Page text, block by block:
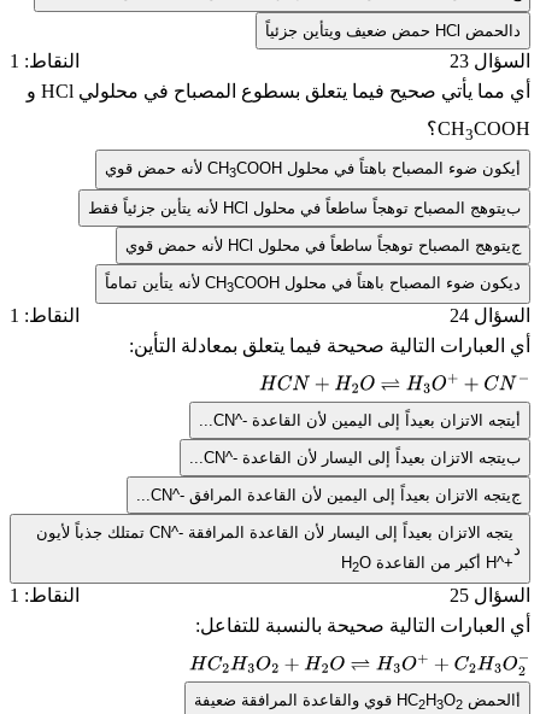
HClحمض ضعيف ويتأين جزئياً
23
النقاط: 1
يأتي صحيح فيما يتعلق بسطوع المصباح في محلوليHCl و
CH3 ؟
ضوء المصباح باهتاً في محلول CH3 COOH لأنه حمض قوي
المصباح توهجاً ساطعاً في محلولHClلأنه يتأين جزئياً فقط
المصباح توهجاً ساطعاً في محلولHClلأنه حمض قوي
ضوء المصباح باهتاً في محلول CH3 COOH لأنه يتأين تماماً
24
النقاط: 1
التالية صحيحة فيما يتعلق بمعادلة التأين:
HC N+H2 O⇌H3O +C N−
الاتزان بعيداً إلى اليمين لأن القاعدةCN^-
...
الاتزان بعيداً إلى اليسار لأن القاعدةCN^-
...
الاتزان بعيداً إلى اليمين لأن القاعدة المرافقCN^-
...
الاتزان بعيداً إلى اليسار لأن القاعدة المرافقةCN^-تمتلك جذباً لأيون
أكبر من القاعدة H2O
25
النقاط: 1
التالية صحيحة بالنسبة للتفاعل:
HC2H3O2+H 2O⇌H3O +C2H3O2−
HC2H3O2 قوي والقاعدة المرافقة ضعيفة